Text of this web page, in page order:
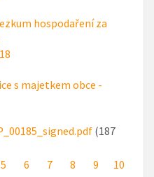
hospodaření za
s majetkem obce -
(187
5 6 7 8 9 10